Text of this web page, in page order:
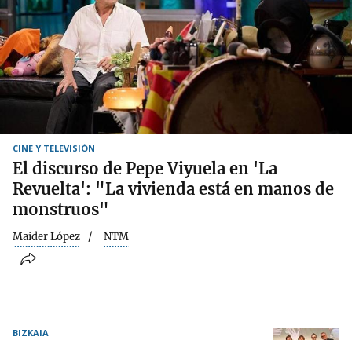
CINE Y TELEVISIÓN
El discurso de Pepe Viyuela en 'La
Revuelta': "La vivienda está en manos de
monstruos"
Maider López NTM
BIZKAIA